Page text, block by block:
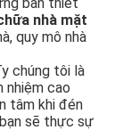
nhà mặt
quy mô nhà
chúng tôi là
nhiệm cao
tâm khi đén
sẽ thực sự